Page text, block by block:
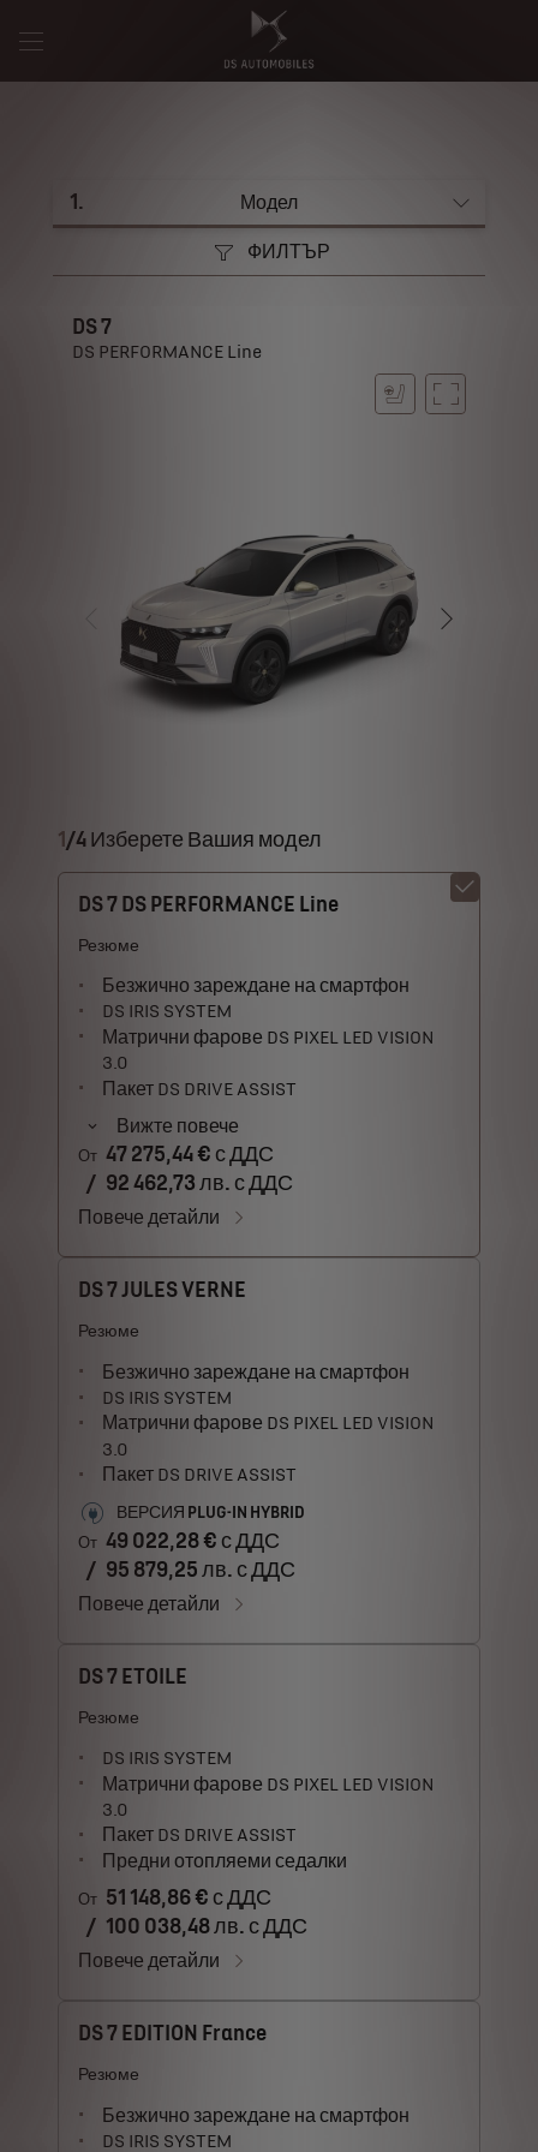
1 . Модел
ФИЛТЪР
DS 7
DS PERFORMANCE Line
1 /4 Изберете Вашия модел
DS 7 DS PERFORMANCE Line
Резюме
Безжично зареждане на смартфон
DS IRIS SYSTEM
Матрични фарове DS PIXEL LED VISION
3.0
Пакет DS DRIVE ASSIST
Вижте повече
От 47 275,44 € с ДДС
/ 92 462,73 лв. с ДДС
Повече детайли
DS 7 JULES VERNE
Резюме
Безжично зареждане на смартфон
DS IRIS SYSTEM
Матрични фарове DS PIXEL LED VISION
3.0
Пакет DS DRIVE ASSIST
ВЕРСИЯ PLUG-IN HYBRID
От 49 022,28 € с ДДС
/ 95 879,25 лв. с ДДС
Повече детайли
DS 7 ETOILE
Резюме
DS IRIS SYSTEM
Матрични фарове DS PIXEL LED VISION
3.0
Пакет DS DRIVE ASSIST
Предни отопляеми седалки
От 51 148,86 € с ДДС
/ 100 038,48 лв. с ДДС
Повече детайли
DS 7 EDITION France
Резюме
Безжично зареждане на смартфон
DS IRIS SYSTEM